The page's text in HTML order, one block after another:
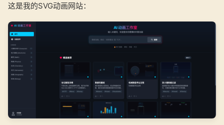
这是我的SVG动画网站：